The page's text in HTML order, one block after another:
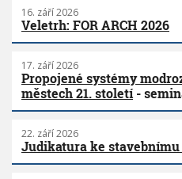
16. září 2026
Veletrh: FOR ARCH 2026
17. září 2026
Propojené systémy
městech 21. století-
22. září 2026
Judikatura ke